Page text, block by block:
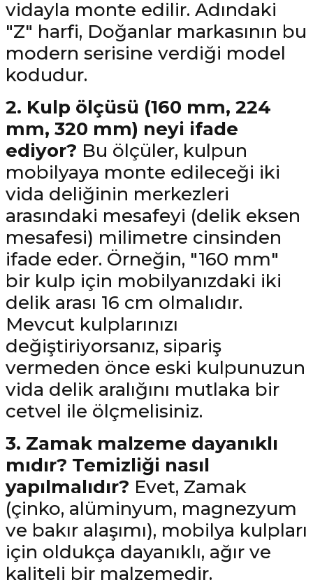
vidayla monte edilir. Adındaki
"Z" harfi, Doğanlar markasının bu
modern serisine verdiği model
kodudur.
2. Kulp ölçüsü (160 mm, 224
mm, 320 mm) neyi ifade
ediyor? Bu ölçüler, kulpun
mobilyaya monte edileceği iki
vida deliğinin merkezleri
arasındaki mesafeyi (delik eksen
mesafesi) milimetre cinsinden
ifade eder. Örneğin, "160 mm"
bir kulp için mobilyanızdaki iki
delik arası 16 cm olmalıdır.
Mevcut kulplarınızı
değiştiriyorsanız, sipariş
vermeden önce eski kulpunuzun
vida delik aralığını mutlaka bir
cetvel ile ölçmelisiniz.
3. Zamak malzeme dayanıklı
mıdır? Temizliği nasıl
yapılmalıdır? Evet, Zamak
(çinko, alüminyum, magnezyum
ve bakır alaşımı), mobilya kulpları
için oldukça dayanıklı, ağır ve
kaliteli bir malzemedir.